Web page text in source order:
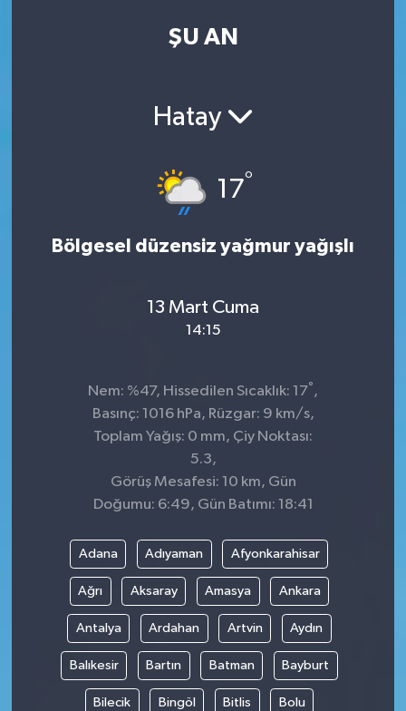
ŞU AN
Hatay
17°
Bölgesel düzensiz yağmur yağışlı
13 Mart Cuma
14:15
Nem: %47, Hissedilen Sıcaklık: 17°,
Basınç: 1016 hPa, Rüzgar: 9 km/s,
Toplam Yağış: 0 mm, Çiy Noktası:
5.3,
Görüş Mesafesi: 10 km, Gün
Doğumu: 6:49, Gün Batımı: 18:41
Adana Adıyaman Afyonkarahisar
Ağrı Aksaray Amasya Ankara
Antalya Ardahan Artvin Aydın
Balıkesir Bartın Batman Bayburt
Bilecik Bingöl Bitlis Bolu